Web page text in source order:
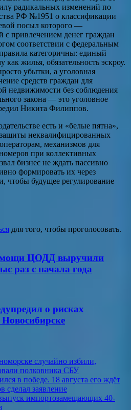
радикальных изменений по
РФ №1951 о классификации
посыл которого —
с привлечением денег граждан
соответствии с федеральным
категоричны: единый
как жилья, обязательность эскроу.
убытки, а уголовная
средств граждан для
недвижимости без соблюдения
закона — это уголовное
Никита Филиппов.
есть и «белые пятна»,
защиты неквалифицированных
механизмов для
при коллективных
бизнес не ждать пассивно
формировать их через
чтобы будущее регулирование
для того, чтобы проголосовать.
ЦОДД выручили
раз с начала года
о рисках
случайно избили,
полковника СБУ
в победе. 18 августа его ждёт
сделал заявление
импортозамещающих 40-